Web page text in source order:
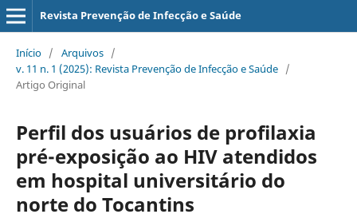
Revista Prevenção de Infecção e Saúde
Início / Arquivos /
v. 11 n. 1 (2025): Revista Prevenção de Infecção e Saúde /
Artigo Original
Perfil dos usuários de profilaxia
pré-exposição ao HIV atendidos
em hospital universitário do
norte do Tocantins